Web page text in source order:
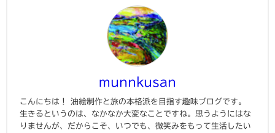
munnkusan
こんにちは！ 油絵制作と旅の本格派を目指す趣味ブログです。
生きるというのは、なかなか大変なことですね。思うようにはな
りませんが、だからこそ、いつでも、微笑みをもって生活したい